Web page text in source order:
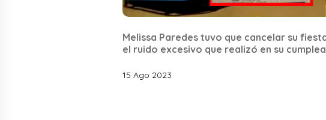
Melissa Paredes tuvo que cancelar su
el ruido excesivo que realizó en su
15 Ago 2023